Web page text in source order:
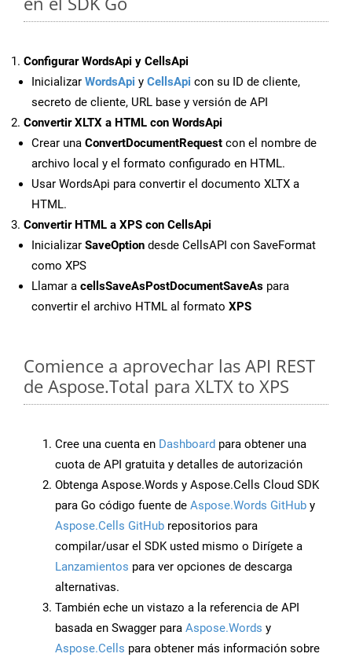
Configurar WordsApi y CellsApi
Inicializar WordsApi y CellsApi con su ID de cliente,
secreto de cliente, URL base y versión de API
Convertir XLTX a HTML con WordsApi
Crear una ConvertDocumentRequest con el nombre de
archivo local y el formato configurado en HTML.
Usar WordsApi para convertir el documento XLTX a
HTML.
Convertir HTML a XPS con CellsApi
Inicializar SaveOption desde CellsAPI con SaveFormat
como XPS
Llamar a cellsSaveAsPostDocumentSaveAs para
convertir el archivo HTML al formato XPS
Comience a aprovechar las API REST
de Aspose.Total para XLTX to XPS
Cree una cuenta en Dashboard para obtener una
cuota de API gratuita y detalles de autorización
Obtenga Aspose.Words y Aspose.Cells Cloud SDK
para Go código fuente de Aspose.Words GitHub y
Aspose.Cells GitHub repositorios para
compilar/usar el SDK usted mismo o Dirígete a
Lanzamientos para ver opciones de descarga
alternativas.
También eche un vistazo a la referencia de API
basada en Swagger para Aspose.Words y
Aspose.Cells para obtener más información sobre